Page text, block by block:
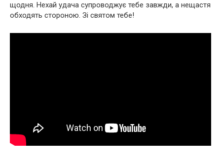
щодня. Нехай удача супроводжує тебе завжди, а нещастя
обходять стороною. Зі святом тебе!